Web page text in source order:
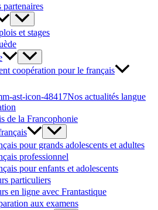
partenaires
et stages
coopération pour le français
Nos actualités langue
de la Francophonie
pour grands adolescents et adultes
professionnel
pour enfants et adolescents
particuliers
en ligne avec Frantastique
aux examens